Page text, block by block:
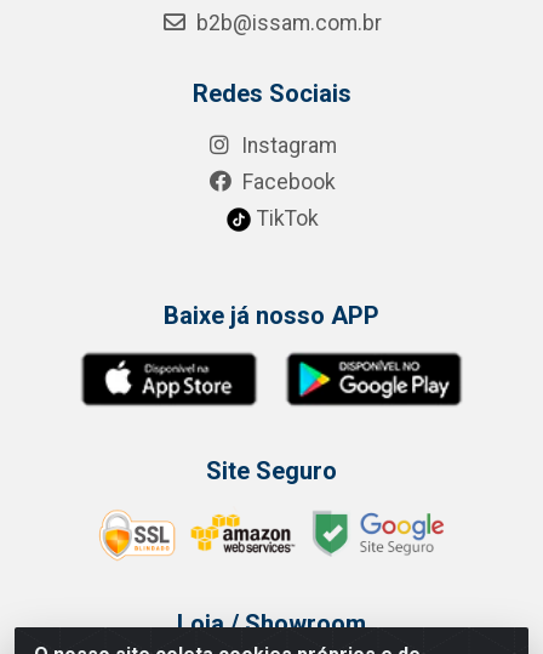
b2b@issam.com.br
Redes Sociais
Instagram
Facebook
TikTok
Baixe já nosso APP
Site Seguro
Loja / Showroom